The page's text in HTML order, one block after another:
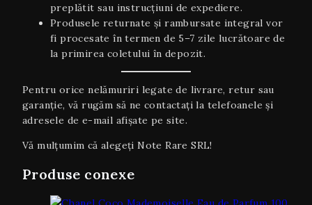
preplătit sau instrucțiuni de expediere.
Produsele returnate și rambursate integral vor
fi procesate în termen de 5–7 zile lucrătoare de
la primirea coletului în depozit.
Pentru orice nelămuriri legate de livrare, retur sau
garanţie, vă rugăm să ne contactați la telefoanele și
adresele de e-mail afișate pe site.
Vă mulțumim că alegeți Note Rare SRL!
Produse conexe